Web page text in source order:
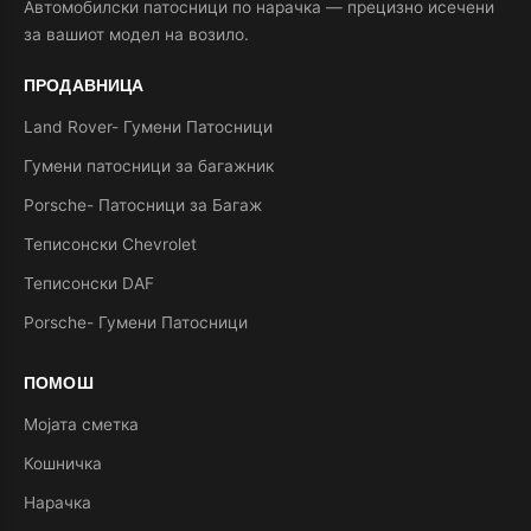
Автомобилски патосници по нарачка — прецизно исечени
за вашиот модел на возило.
ПРОДАВНИЦА
Land Rover- Гумени Патосници
Гумени патосници за багажник
Porsche- Патосници за Багаж
Теписонски Chevrolet
Теписонски DAF
Porsche- Гумени Патосници
ПОМОШ
Мојата сметка
Кошничка
Нарачка